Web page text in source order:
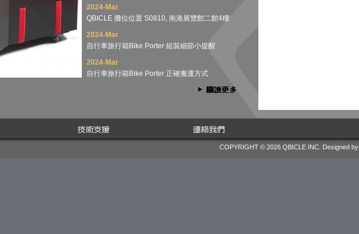
2024-Mar
QBICLE 攤位位置 S0810, 南港展覽館二館4樓
2024-Mar
自行車旅行箱Bike Porter 組裝細節小提醒
2024-Mar
自行車旅行箱Bike Porter 正確搬運方式
COPYRIGHT © 2026 QBICLE INC. Designed by